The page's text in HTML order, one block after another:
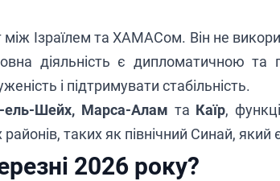
Ізраїлем та ХАМАСом. Він не
діяльність є дипломатичною та
і підтримувати стабільність.
ель-Шейх, Марса-Алам та Каїр,
таких як північний Синай,
2026 року?